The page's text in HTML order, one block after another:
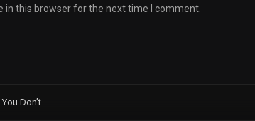
in this browser for the next time I comment.
Don’t